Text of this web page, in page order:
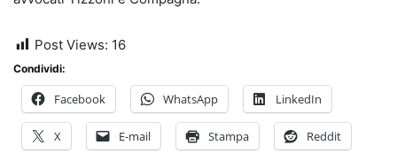
Post Views: 16
Condividi:
Facebook WhatsApp LinkedIn
X E-mail Stampa Reddit